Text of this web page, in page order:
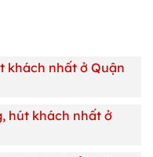
khách nhất ở Quận
hút khách nhất ở